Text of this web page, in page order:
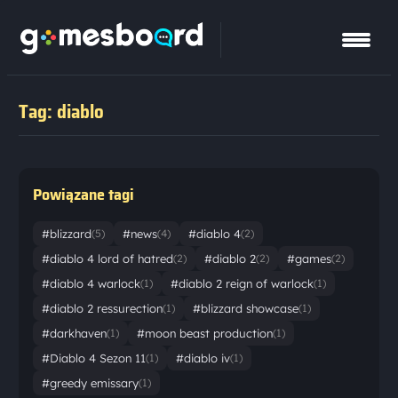
Tag: diablo
Powiązane tagi
#blizzard(5) #news(4) #diablo 4(2)
#diablo 4 lord of hatred(2) #diablo 2(2) #games(2)
#diablo 4 warlock(1) #diablo 2 reign of warlock(1)
#diablo 2 ressurection(1) #blizzard showcase(1)
#darkhaven(1) #moon beast production(1)
#Diablo 4 Sezon 11(1) #diablo iv(1)
#greedy emissary(1)